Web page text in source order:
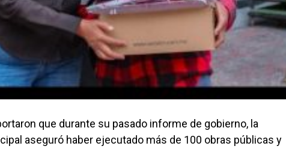
que durante su pasado informe de gobierno, la
aseguró haber ejecutado más de 100 obras públicas y